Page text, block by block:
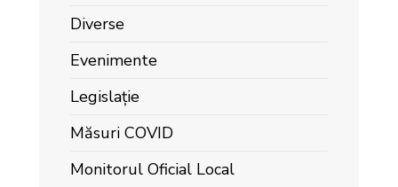
Diverse
Evenimente
Legislație
Măsuri COVID
Monitorul Oficial Local